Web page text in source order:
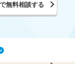
無料相談する